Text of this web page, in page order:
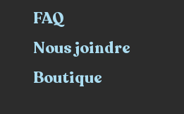
FAQ
Nous joindre
Boutique